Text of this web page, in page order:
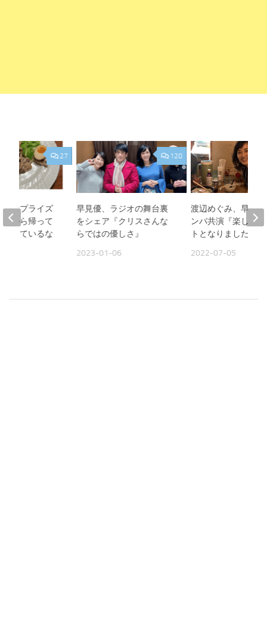
120
早見優、ラジオの舞台裏
をシェア『クリスさんな
らではの優しさ』
2023-01-06
渡辺めぐみ、早見
ンバ共演『楽しい
トとなりました』
2022-07-05
27
のサプライズ
事から帰って
できているな